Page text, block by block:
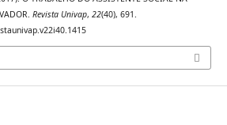
Revista Univap, 22(40), 691.